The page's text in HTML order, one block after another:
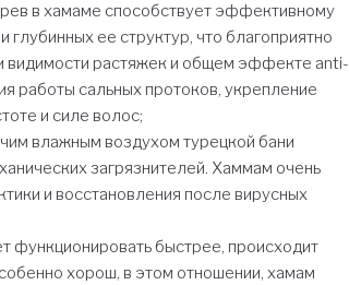
в хамаме способствует эффективному
ее структур, что благоприятно
видимости растяжек и общем эффекте anti-
работы сальных протоков, укрепление
и силе волос;
влажным воздухом турецкой бани
загрязнителей. Хаммам очень
и восстановления после вирусных
функционировать быстрее, происходит
хорош, в этом отношении, хамам